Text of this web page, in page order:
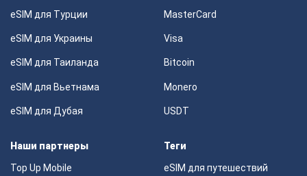
eSIM для Турции
eSIM для Украины
eSIM для Таиланда
eSIM для Вьетнама
eSIM для Дубая
MasterCard
Visa
Bitcoin
Monero
USDT
Наши партнеры
Top Up Mobile
Теги
eSIM для путешествий